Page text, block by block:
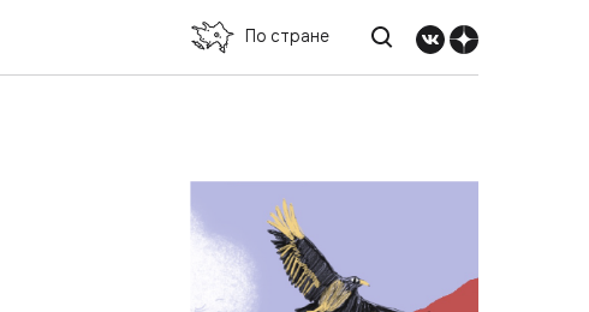
По стране